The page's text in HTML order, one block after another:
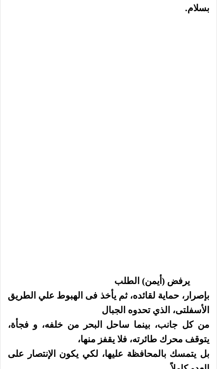
بسلام.
يرفض (أيمن) الطلب
بإصرار، حماية لقائده، ثم يأخذ فى الهبوط علي الطريق
الأسفلتى، الذي تحدوه الجبال
من كل جانب، بينما ساحل البحر من خلفه، و فجأة،
يتوقف محرك طائرته، فلا يقفز منها،
بل يتمسك بالمحافظة عليها، لكي يكون الإنتصار على